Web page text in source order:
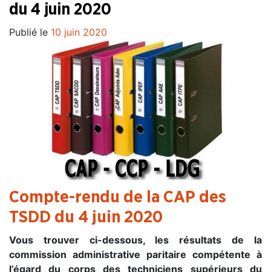
du 4 juin 2020
Publié le 10 juin 2020
Compte-rendu de la CAP des
TSDD du 4 juin 2020
Vous trouver ci-dessous, les résultats de la
commission administrative paritaire compétente à
l’égard du corps des techniciens supérieurs du